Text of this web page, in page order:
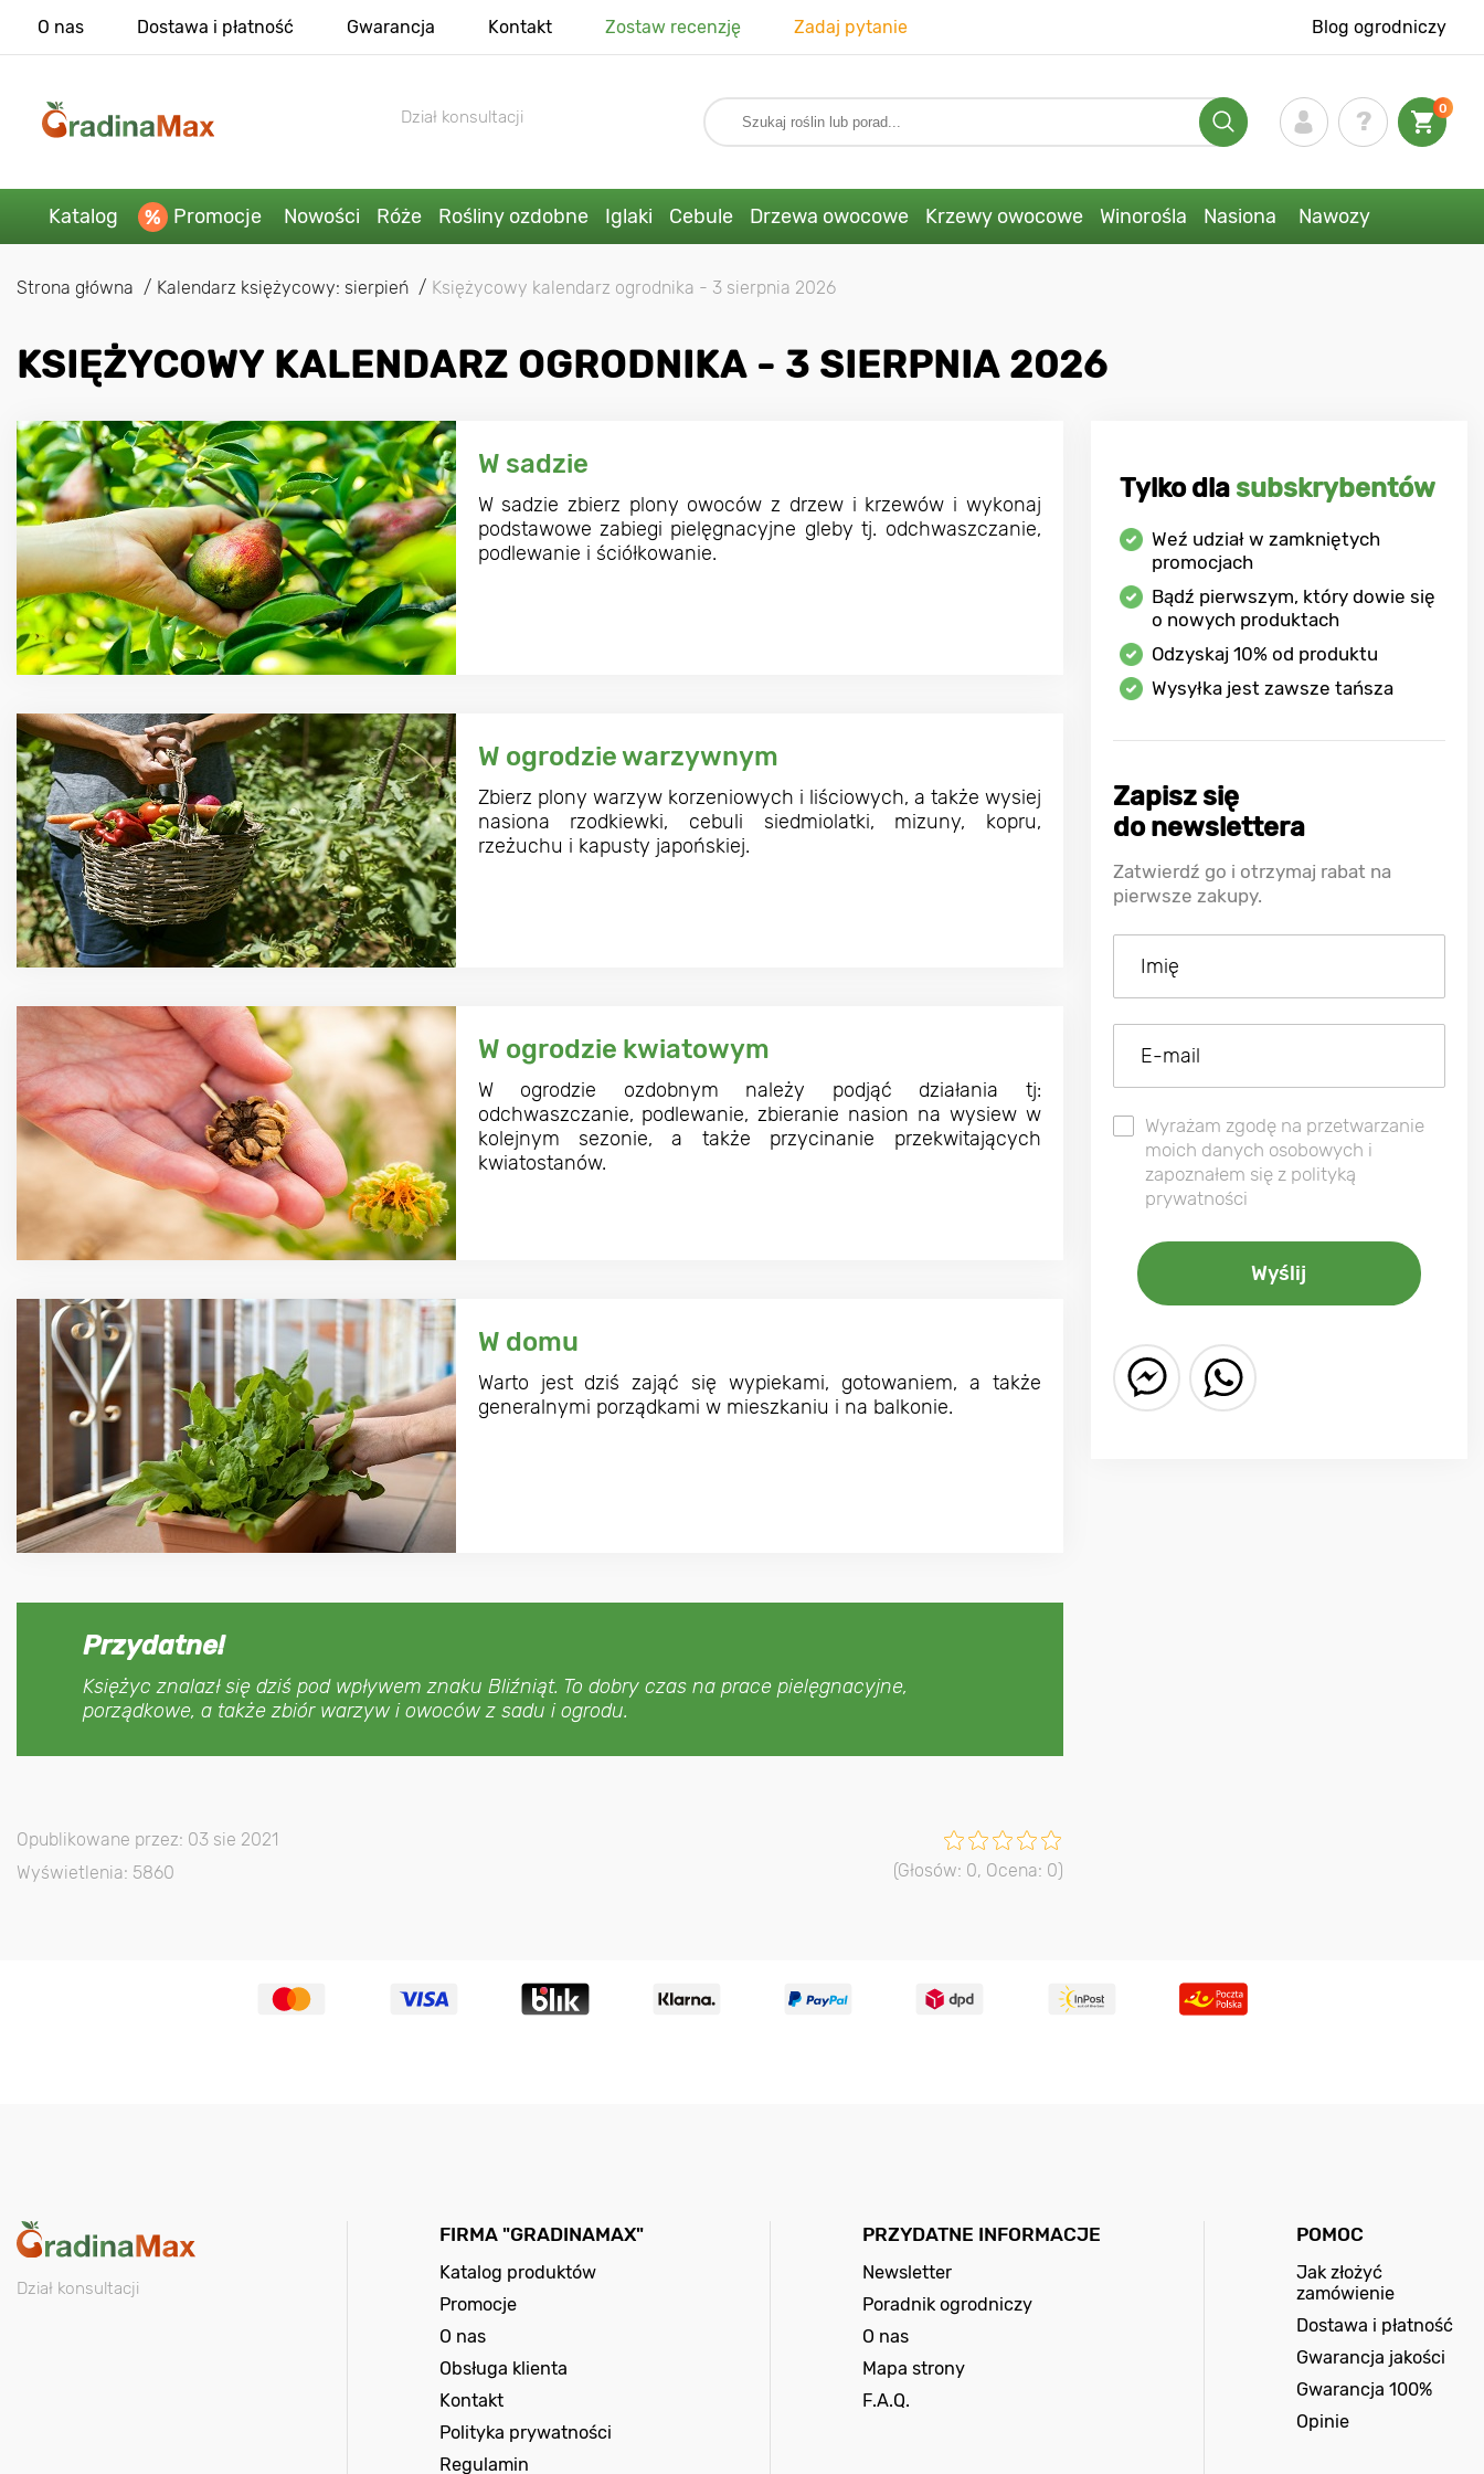
O nas Dostawa i płatność Gwarancja Kontakt Zostaw recenzję Zadaj pytanie Blog ogrodniczy
Dział konsultacji 0
Katalog Promocje Nowości Róże Rośliny ozdobne Iglaki Cebule Drzewa owocowe Krzewy owocowe Winorośla Nasiona Nawozy
Strona główna Kalendarz księżycowy: sierpień Księżycowy kalendarz ogrodnika - 3 sierpnia 2026
KSIĘŻYCOWY KALENDARZ OGRODNIKA - 3 SIERPNIA 2026
W sadzie
W sadzie zbierz plony owoców z drzew i krzewów i wykonaj
podstawowe zabiegi pielęgnacyjne gleby tj. odchwaszczanie,
podlewanie i ściółkowanie.
W ogrodzie warzywnym
Zbierz plony warzyw korzeniowych i liściowych, a także wysiej
nasiona rzodkiewki, cebuli siedmiolatki, mizuny, kopru,
rzeżuchu i kapusty japońskiej.
W ogrodzie kwiatowym
W ogrodzie ozdobnym należy podjąć działania tj:
odchwaszczanie, podlewanie, zbieranie nasion na wysiew w
kolejnym sezonie, a także przycinanie przekwitających
kwiatostanów.
W domu
Warto jest dziś zająć się wypiekami, gotowaniem, a także
generalnymi porządkami w mieszkaniu i na balkonie.
Przydatne!
Księżyc znalazł się dziś pod wpływem znaku Bliźniąt. To dobry czas na prace pielęgnacyjne,
porządkowe, a także zbiór warzyw i owoców z sadu i ogrodu.
Opublikowane przez: 03 sie 2021
Wyświetlenia: 5860
(Głosów: 0, Ocena: 0)
Tylko dla subskrybentów
Weź udział w zamkniętych
promocjach
Bądź pierwszym, który dowie się
o nowych produktach
Odzyskaj 10% od produktu
Wysyłka jest zawsze tańsza
Zapisz się
do newslettera
Zatwierdź go i otrzymaj rabat na
pierwsze zakupy.
Wyrażam zgodę na przetwarzanie
moich danych osobowych i
zapoznałem się z polityką
prywatności
Dział konsultacji
FIRMA "GRADINAMAX"
Katalog produktów
Promocje
O nas
Obsługa klienta
Kontakt
Polityka prywatności
Regulamin
PRZYDATNE INFORMACJE
Newsletter
Poradnik ogrodniczy
O nas
Mapa strony
F.A.Q.
POMOC
Jak złożyć
zamówienie
Dostawa i płatność
Gwarancja jakości
Gwarancja 100%
Opinie